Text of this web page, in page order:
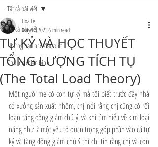
Tất cả bài viết
Những bạn nhỏ đặc biệt
Cha mẹ chiến binh
Tất cả bài viết
TỰ KỶ VÀ HỌC THUYẾT
TỔNG LƯỢNG TÍCH TỤ
(The Total Load Theory)
Hoa Le
May 31, 20235 min read
Một người mẹ có con tự kỷ mà tôi biết trước đây nhà
có xưởng sản xuất nhôm, chị nói rằng chị cũng có rối
loạn tăng động giảm chú ý, và khi tìm hiểu về kim loại
nặng như là một yếu tố quan trọng góp phần vào cả tự
kỷ và tăng động giảm chú ý thì chị tin rằng chị và con